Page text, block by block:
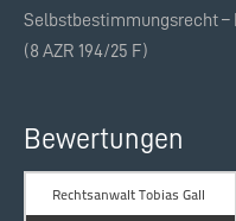
Selbstbestimmungsrecht –
(8 AZR 194/25 F)
Bewertungen